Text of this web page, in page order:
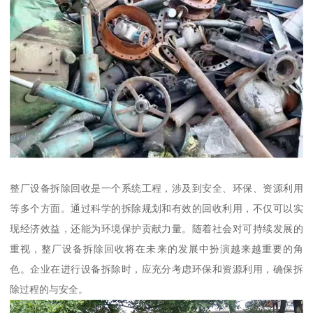
整厂设备拆除回收是一个系统工程，涉及到安全、环保、资源利用
等多个方面。通过科学的拆除规划和有效的回收利用，不仅可以实
现经济效益，还能为环境保护贡献力量。随着社会对可持续发展的
重视，整厂设备拆除回收将在未来的发展中扮演越来越重要的角
色。企业在进行设备拆除时，应充分考虑环保和资源利用，确保拆
除过程的与安全。